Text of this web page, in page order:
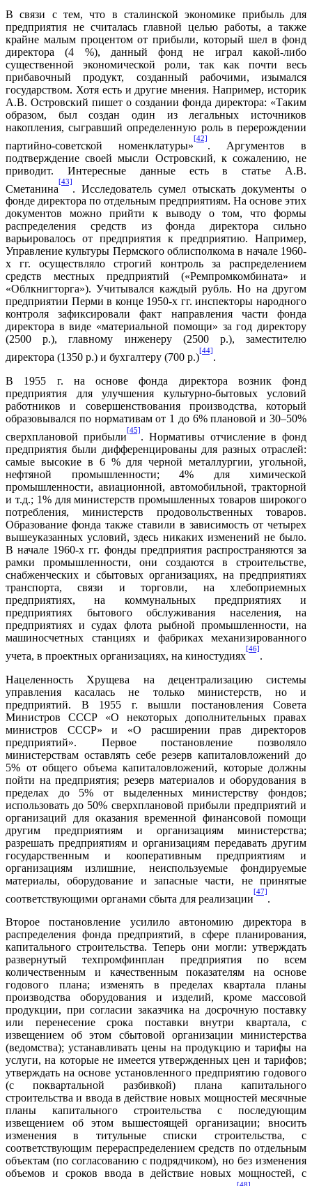
В связи с тем, что в сталинской экономике прибыль для
предприятия не считалась главной целью работы, а также
крайне малым процентом от прибыли, который шел в фонд
директора (4 %), данный фонд не играл какой-либо
существенной экономической роли, так как почти весь
прибавочный продукт, созданный рабочими, изымался
государством. Хотя есть и другие мнения. Например, историк
А.В. Островский пишет о создании фонда директора: «Таким
образом, был создан один из легальных источников
накопления, сыгравший определенную роль в перерождении
партийно-советской номенклатуры»
[42]
. Аргументов в
подтверждение своей мысли Островский, к сожалению, не
приводит. Интересные данные есть в статье А.В.
Сметанина
[43]
. Исследователь сумел отыскать документы о
фонде директора по отдельным предприятиям. На основе этих
документов можно прийти к выводу о том, что формы
распределения средств из фонда директора сильно
варьировалось от предприятия к предприятию. Например,
Управление культуры Пермского облисполкома в начале 1960-
х гг. осуществляло строгий контроль за распределением
средств местных предприятий («Ремпромкомбината» и
«Облкнигторга»). Учитывался каждый рубль. Но на другом
предприятии Перми в конце 1950-х гг. инспекторы народного
контроля зафиксировали факт направления части фонда
директора в виде «материальной помощи» за год директору
(2500 р.), главному инженеру (2500 р.), заместителю
директора (1350 р.) и бухгалтеру (700 р.)
[44]
.
В 1955 г. на основе фонда директора возник фонд
предприятия для улучшения культурно-бытовых условий
работников и совершенствования производства, который
образовывался по нормативам от 1 до 6% плановой и 30–50%
сверхплановой прибыли
[45]
. Нормативы отчисление в фонд
предприятия были дифференцированы для разных отраслей:
самые высокие в 6 % для черной металлургии, угольной,
нефтяной промышленности; 4% для химической
промышленности, авиационной, автомобильной, тракторной
и т.д.; 1% для министерств промышленных товаров широкого
потребления, министерств продовольственных товаров.
Образование фонда также ставили в зависимость от четырех
вышеуказанных условий, здесь никаких изменений не было.
В начале 1960-х гг. фонды предприятия распространяются за
рамки промышленности, они создаются в строительстве,
снабженческих и сбытовых организациях, на предприятиях
транспорта, связи и торговли, на хлебоприемных
предприятиях, на коммунальных предприятиях и
предприятиях бытового обслуживания населения, на
предприятиях и судах флота рыбной промышленности, на
машиносчетных станциях и фабриках механизированного
учета, в проектных организациях, на киностудиях
[46]
.
Нацеленность Хрущева на децентрализацию системы
управления касалась не только министерств, но и
предприятий. В 1955 г. вышли постановления Совета
Министров СССР «О некоторых дополнительных правах
министров СССР» и «О расширении прав директоров
предприятий». Первое постановление позволяло
министерствам оставлять себе резерв капиталовложений до
5% от общего объема капиталовложений, которые должны
пойти на предприятия; резерв материалов и оборудования в
пределах до 5% от выделенных министерству фондов;
использовать до 50% сверхплановой прибыли предприятий и
организаций для оказания временной финансовой помощи
другим предприятиям и организациям министерства;
разрешать предприятиям и организациям передавать другим
государственным и кооперативным предприятиям и
организациям излишние, неиспользуемые фондируемые
материалы, оборудование и запасные части, не принятые
соответствующими органами сбыта для реализации
[47]
.
Второе постановление усилило автономию директора в
распределения фонда предприятий, в сфере планирования,
капитального строительства. Теперь они могли: утверждать
развернутый техпромфинплан предприятия по всем
количественным и качественным показателям на основе
годового плана; изменять в пределах квартала планы
производства оборудования и изделий, кроме массовой
продукции, при согласии заказчика на досрочную поставку
или перенесение срока поставки внутри квартала, с
извещением об этом сбытовой организации министерства
(ведомства); устанавливать цены на продукцию и тарифы на
услуги, на которые не имеется утвержденных цен и тарифов;
утверждать на основе установленного предприятию годового
(с поквартальной разбивкой) плана капитального
строительства и ввода в действие новых мощностей месячные
планы капитального строительства с последующим
извещением об этом вышестоящей организации; вносить
изменения в титульные списки строительства, с
соответствующим перераспределением средств по отдельным
объектам (по согласованию с подрядчиком), но без изменения
объемов и сроков ввода в действие новых мощностей, с
[48]